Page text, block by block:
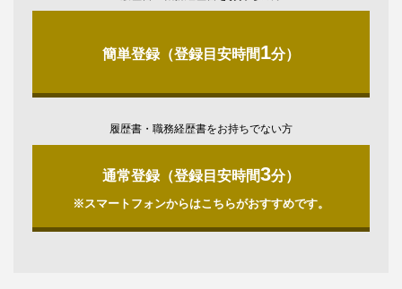
簡単登録（登録目安時間1分）
履歴書・職務経歴書をお持ちでない方
通常登録（登録目安時間3分）
※スマートフォンからはこちらがおすすめです。